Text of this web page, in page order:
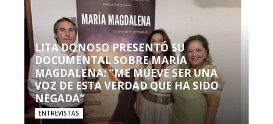
LITA DONOSO PRESENTÓ SU
DOCUMENTAL SOBRE MARÍA
MAGDALENA: “ME MUEVE SER UNA
VOZ DE ESTA VERDAD QUE HA SIDO
NEGADA”
ENTREVISTAS